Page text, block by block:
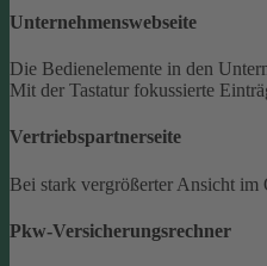
Unternehmenswebseite
Die Bedienelemente in den
Mit der Tastatur fokussierte
Vertriebspartnerseite
Bei stark vergrößerter Ansicht im
Pkw-Versicherungsrechner